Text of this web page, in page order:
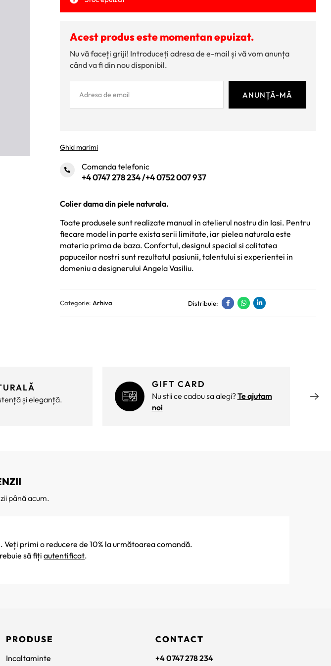
Acest produs este momentan epuizat.
Nu vă faceți griji! Introduceți adresa de e-mail și vă vom anunța
când va fi din nou disponibil.
Ghid marimi
Comanda telefonic
+4 0747 278 234/+4 0752 007 937
Colier dama din piele naturala.
Toate produsele sunt realizate manual in atelierul nostru din Iasi. Pentru
fiecare model in parte exista serii limitate, iar pielea naturala este
materia prima de baza. Confortul, designul special si calitatea
papuceilor nostri sunt rezultatul pasiunii, talentului si experientei in
domeniu a designerului Angela Vasiliu.
Categorie: Arhiva Distribuie:
și eleganță.
GIFT CARD
Nu stii ce cadou sa alegi?Te ajutam
noi
până acum.
primi o reducere de 10% la următoarea comandă.
să fițiautentificat.
PRODUSE
Incaltaminte
CONTACT
+4 0747 278 234